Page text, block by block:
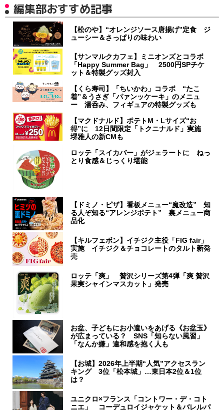
編集部おすすめ記事
【松のや】“オレンジソース唐揚げ”定食 ジ
ューシー＆さっぱりの味わい
【サンマルクカフェ】ミニオンズとコラボ
「Happy Summer Bag」 2500円SPチケ
ット＆特製グッズ封入
【くら寿司】「ちいかわ」コラボ “たこ
着”＆うさぎ「パァンッケーキ」のメニュ
ー 湯呑み、フィギュアの特製グッズも
【マクドナルド】ポテトM・Lサイズ“お
得”に 12日間限定「トクニナルド」実施
堺雅人の新CMも
ロッテ「スイカバー」がジェラートに ねっ
とり食感＆じっくり堪能
【ドミノ・ピザ】看板メニュー“魔改造” 知
る人ぞ知る“アレンジポテト” 裏メニュー商
品化
【キルフェボン】イチジク主役「FIG fair」
実施 イチジク＆チョコレートのタルト新発
売
ロッテ「爽」 贅沢シリーズ第4弾「爽 贅沢
果実シャインマスカット」発売
お盆、子どもにお小遣いをあげる《お盆玉》
が広まっている？ SNS「知らない風習」
「なんか嫌」違和感を抱く人も
【お城】2026年上半期“人気”アクセスラン
キング 3位「松本城」…東日本2位＆1位
は？
ユニクロ×フランス「コントワー・デ・コト
ニエ」 コーデュロイジャケット＆バレルパ